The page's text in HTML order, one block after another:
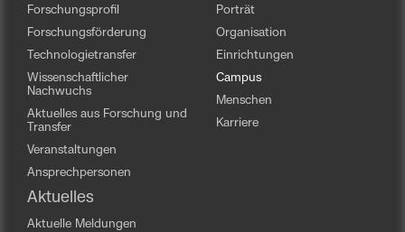
Forschungsprofil
Forschungsförderung
Technologietransfer
Wissenschaftlicher
Nachwuchs
Aktuelles aus Forschung und
Transfer
Veranstaltungen
Ansprechpersonen
Porträt
Organisation
Einrichtungen
Campus
Menschen
Karriere
Aktuelles
Aktuelle Meldungen